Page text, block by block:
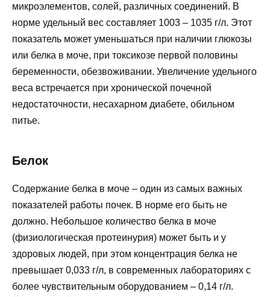
микроэлементов, солей, различных соединений. В
норме удельный вес составляет 1003 – 1035 г/л. Этот
показатель может уменьшаться при наличии глюкозы
или белка в моче, при токсикозе первой половины
беременности, обезвоживании. Увеличение удельного
веса встречается при хронической почечной
недостаточности, несахарном диабете, обильном
питье.
Белок
Содержание белка в моче – один из самых важных
показателей работы почек. В норме его быть не
должно. Небольшое количество белка в моче
(физиологическая протеинурия) может быть и у
здоровых людей, при этом концентрация белка не
превышает 0,033 г/л, в современных лабораториях с
более чувствительным оборудованием – 0,14 г/л.